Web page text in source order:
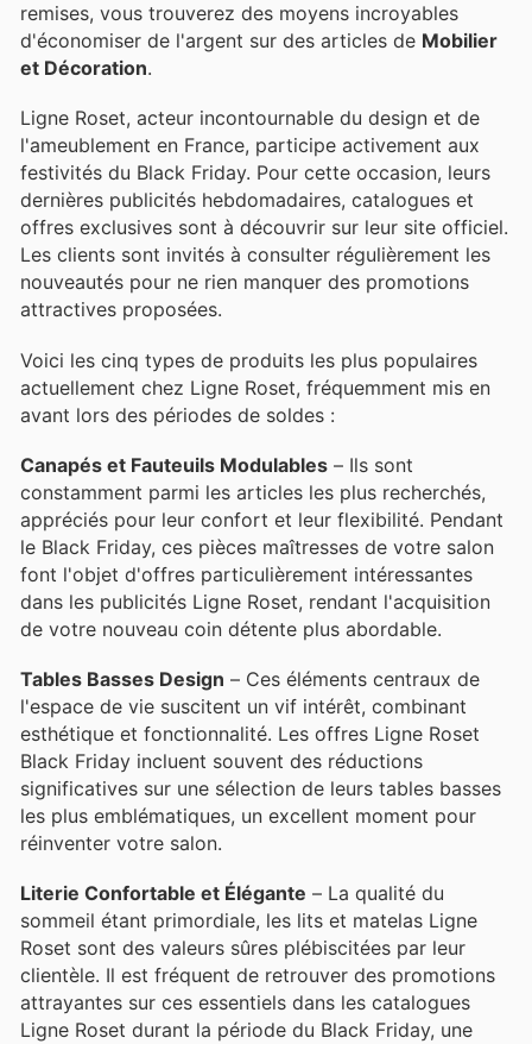
remises, vous trouverez des moyens incroyables
d'économiser de l'argent sur des articles de Mobilier
et Décoration.
Ligne Roset, acteur incontournable du design et de
l'ameublement en France, participe activement aux
festivités du Black Friday. Pour cette occasion, leurs
dernières publicités hebdomadaires, catalogues et
offres exclusives sont à découvrir sur leur site officiel.
Les clients sont invités à consulter régulièrement les
nouveautés pour ne rien manquer des promotions
attractives proposées.
Voici les cinq types de produits les plus populaires
actuellement chez Ligne Roset, fréquemment mis en
avant lors des périodes de soldes :
Canapés et Fauteuils Modulables – Ils sont
constamment parmi les articles les plus recherchés,
appréciés pour leur confort et leur flexibilité. Pendant
le Black Friday, ces pièces maîtresses de votre salon
font l'objet d'offres particulièrement intéressantes
dans les publicités Ligne Roset, rendant l'acquisition
de votre nouveau coin détente plus abordable.
Tables Basses Design – Ces éléments centraux de
l'espace de vie suscitent un vif intérêt, combinant
esthétique et fonctionnalité. Les offres Ligne Roset
Black Friday incluent souvent des réductions
significatives sur une sélection de leurs tables basses
les plus emblématiques, un excellent moment pour
réinventer votre salon.
Literie Confortable et Élégante – La qualité du
sommeil étant primordiale, les lits et matelas Ligne
Roset sont des valeurs sûres plébiscitées par leur
clientèle. Il est fréquent de retrouver des promotions
attrayantes sur ces essentiels dans les catalogues
Ligne Roset durant la période du Black Friday, une